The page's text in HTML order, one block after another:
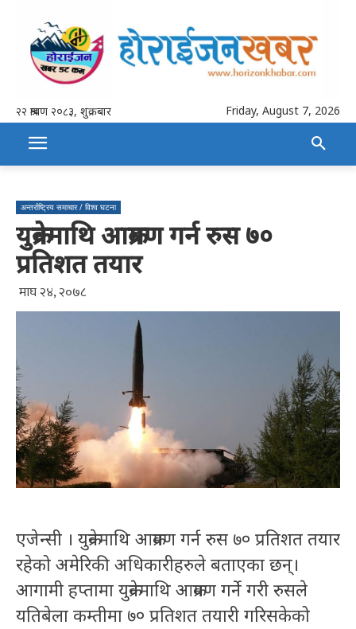
२२ श्रावण २०८३, शुक्रबार Friday, August 7, 2026
अन्तर्राष्ट्रिय समाचार / विश्व घटना
युक्रेनमाथि आक्रमण गर्न रुस ७०
प्रतिशत तयार
माघ २४, २०७८
एजेन्सी । युक्रेनमाथि आक्रमण गर्न रुस ७० प्रतिशत तयार
रहेको अमेरिकी अधिकारीहरुले बताएका छन्।
आगामी हप्तामा युक्रेनमाथि आक्रमण गर्ने गरी रुसले
यतिबेला कम्तीमा ७० प्रतिशत तयारी गरिसकेको